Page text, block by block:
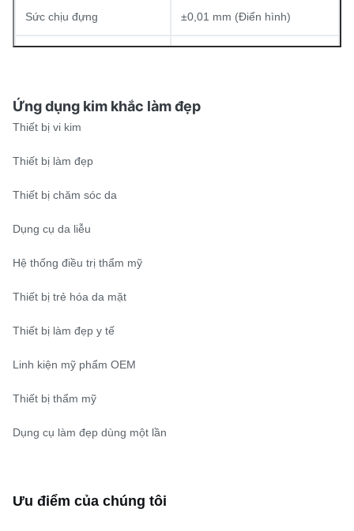
Sức chịu đựng ±0,01 mm (Điển hình)
Vật liệu
Ứng dụng kim khắc làm đẹp
Thiết bị vi kim
Thiết bị làm đẹp
Thiết bị chăm sóc da
Dụng cụ da liễu
Hệ thống điều trị thẩm mỹ
Thiết bị trẻ hóa da mặt
Thiết bị làm đẹp y tế
Linh kiện mỹ phẩm OEM
Thiết bị thẩm mỹ
Dụng cụ làm đẹp dùng một lần
Ưu điểm của chúng tôi